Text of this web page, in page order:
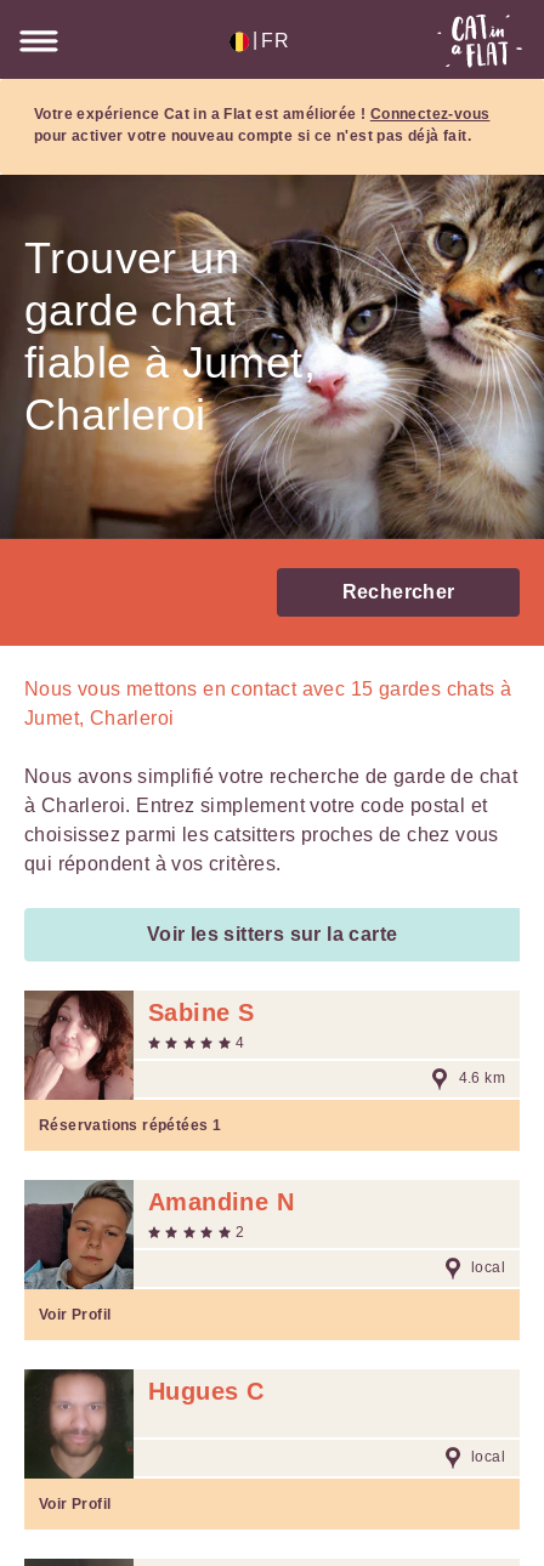
FR
Votre expérience Cat in a Flat est améliorée ! Connectez-vous
pour activer votre nouveau compte si ce n'est pas déjà fait.
Trouver un
garde chat
fiable à Jumet,
Charleroi
Rechercher
Nous vous mettons en contact avec 15 gardes chats à
Jumet, Charleroi
Nous avons simplifié votre recherche de garde de chat
à Charleroi. Entrez simplement votre code postal et
choisissez parmi les catsitters proches de chez vous
qui répondent à vos critères.
Voir les sitters sur la carte
Sabine S
4
4.6 km
Réservations répétées 1
Amandine N
2
local
Voir Profil
Hugues C
local
Voir Profil